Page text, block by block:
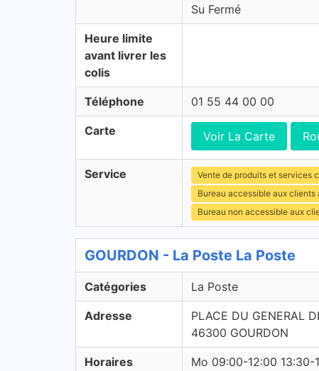
Su Fermé
Heure limite
avant livrer les
colis
Téléphone 01 55 44 00 00
Carte Voir La Carte
Service Vente de produits et services
Bureau accessible aux
Bureau non accessible aux
GOURDON - La Poste La Poste
Catégories La Poste
Adresse
PLACE DU GENERAL
46300 GOURDON
Horaires
Mo 09:00-12:00 13:30-